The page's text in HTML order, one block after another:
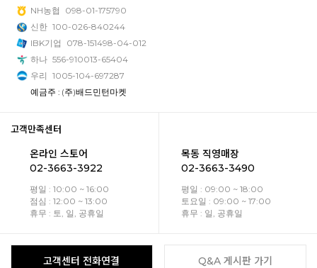
NH농협
098-01-175790
신한 100-026-840244
IBK기업
078-151498-04-012
하나 556-910013-65404
우리 1005-104-697287
예금주 : (주)배드민턴마켓
고객만족센터
온라인 스토어
02-3663-3922
평일 : 10:00 ~ 16:00
점심 : 12:00 ~ 13:00
휴무 : 토, 일, 공휴일
목동 직영매장
02-3663-3490
평일 : 09:00 ~ 18:00
토요일 : 09:00 ~ 17:00
휴무 : 일, 공휴일
고객센터 전화연결 Q&A 게시판 가기